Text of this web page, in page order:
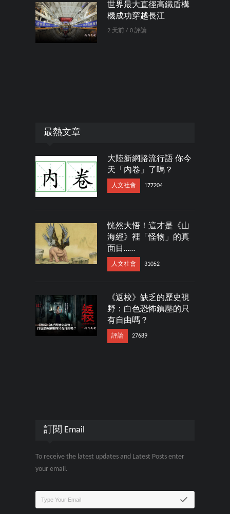
世界最大直徑高鐵盾構
機成功穿越長江
2 天前 / 0 評論
最熱文章
大陸新網路流行語 你今
天「內卷」了嗎？
人文社會 177204
恍然大悟！這才是《山
海經》裡「怪物」的真
面目……
人文社會 31052
《返校》缺乏的歷史視
野：白色恐怖鎮壓的只
有自由嗎？
評論 27689
訂閱 Email
To receive the latest updates and Latest Posts enter
your email.